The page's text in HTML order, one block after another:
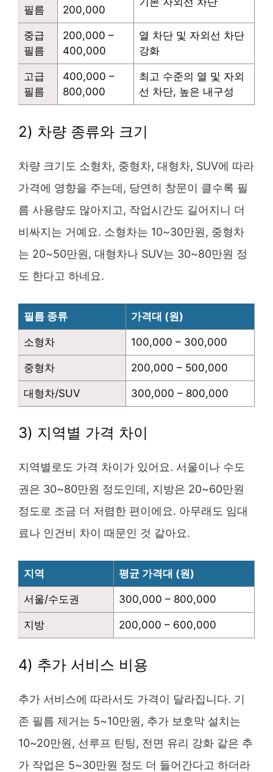
필름
200,000
중급
필름
200,000 –
400,000
열 차단 및 자외선 차단
강화
고급
필름
400,000 –
800,000
최고 수준의 열 및 자외
선 차단, 높은 내구성
2) 차량 종류와 크기
차량 크기도 소형차, 중형차, 대형차, SUV에 따라
가격에 영향을 주는데, 당연히 창문이 클수록 필
름 사용량도 많아지고, 작업시간도 길어지니 더
비싸지는 거예요. 소형차는 10~30만원, 중형차
는 20~50만원, 대형차나 SUV는 30~80만원 정
도 한다고 하네요.
필름 종류 가격대 (원)
소형차 100,000 – 300,000
중형차 200,000 – 500,000
대형차/SUV 300,000 – 800,000
3) 지역별 가격 차이
지역별로도 가격 차이가 있어요. 서울이나 수도
권은 30~80만원 정도인데, 지방은 20~60만원
정도로 조금 더 저렴한 편이에요. 아무래도 임대
료나 인건비 차이 때문인 것 같아요.
지역 평균 가격대 (원)
서울/수도권 300,000 – 800,000
지방 200,000 – 600,000
4) 추가 서비스 비용
추가 서비스에 따라서도 가격이 달라집니다. 기
존 필름 제거는 5~10만원, 추가 보호막 설치는
10~20만원, 선루프 틴팅, 전면 유리 강화 같은 추
가 작업은 5~30만원 정도 더 들어간다고 하더라